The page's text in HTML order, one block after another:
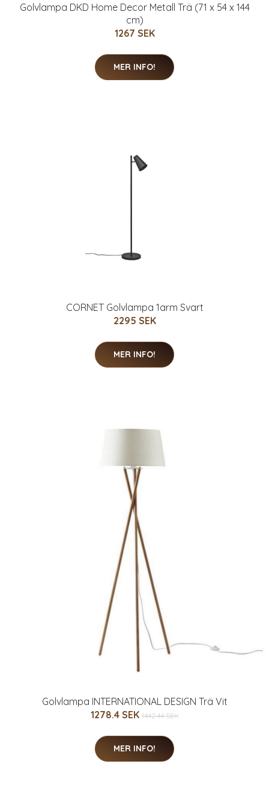
Golvlampa DKD Home Decor Metall Trä (71 x 54 x 144
cm)
1267 SEK
MER INFO!
CORNET Golvlampa 1arm Svart
2295 SEK
MER INFO!
Golvlampa INTERNATIONAL DESIGN Trä Vit
1278.4 SEK 1442.44 SEK
MER INFO!